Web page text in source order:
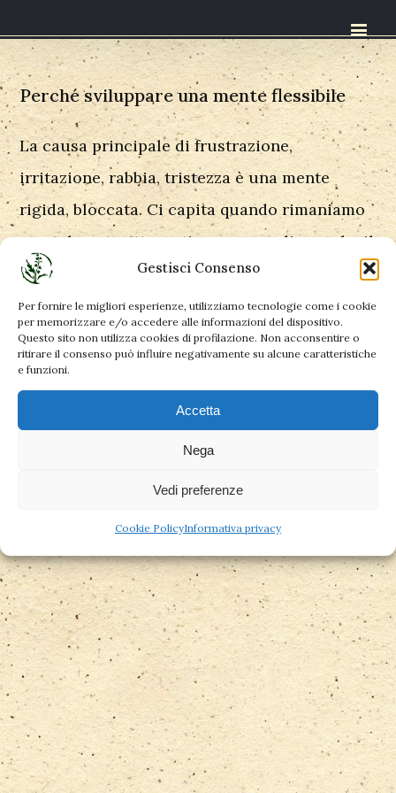
Gestisci Consenso
Per fornire le migliori esperienze, utilizziamo tecnologie come i cookie
per memorizzare e/o accedere alle informazioni del dispositivo.
Questo sito non utilizza cookies di profilazione. Non acconsentire o
ritirare il consenso può influire negativamente su alcune caratteristiche
e funzioni.
Accetta
Nega
Vedi preferenze
Cookie PolicyInformativa privacy
Perché sviluppare una mente flessibile
La causa principale di frustrazione,
irritazione, rabbia, tristezza è una mente
rigida, bloccata. Ci capita quando rimaniamo
mentalmente attaccati a come vogliamo che il
mondo vada. Quando le cose non vanno a
modo nostro diventiamo frustrati, arrabbiati,
tristi.
Copyright Studio Medico Artemisia © | Piazza Unità
01623516958 | Powered byKokoro Swiss